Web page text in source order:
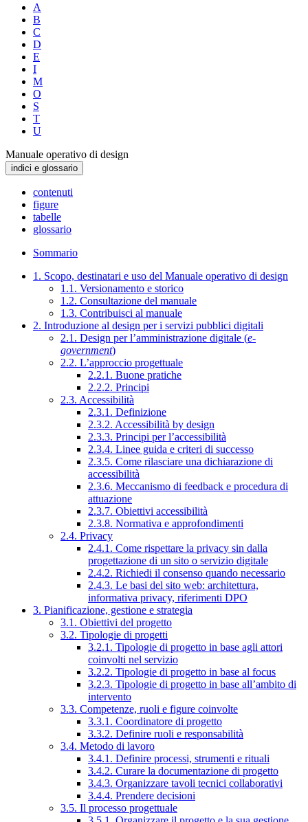
A
B
C
D
E
I
M
O
S
T
U
Manuale operativo di design
indici e glossario
contenuti
figure
tabelle
glossario
Sommario
1. Scopo, destinatari e uso del Manuale operativo di design
1.1. Versionamento e storico
1.2. Consultazione del manuale
1.3. Contribuisci al manuale
2. Introduzione al design per i servizi pubblici digitali
2.1. Design per l’amministrazione digitale (e-
government)
2.2. L’approccio progettuale
2.2.1. Buone pratiche
2.2.2. Principi
2.3. Accessibilità
2.3.1. Definizione
2.3.2. Accessibilità by design
2.3.3. Principi per l’accessibilità
2.3.4. Linee guida e criteri di successo
2.3.5. Come rilasciare una dichiarazione di
accessibilità
2.3.6. Meccanismo di feedback e procedura di
attuazione
2.3.7. Obiettivi accessibilità
2.3.8. Normativa e approfondimenti
2.4. Privacy
2.4.1. Come rispettare la privacy sin dalla
progettazione di un sito o servizio digitale
2.4.2. Richiedi il consenso quando necessario
2.4.3. Le basi del sito web: architettura,
informativa privacy, riferimenti DPO
3. Pianificazione, gestione e strategia
3.1. Obiettivi del progetto
3.2. Tipologie di progetti
3.2.1. Tipologie di progetto in base agli attori
coinvolti nel servizio
3.2.2. Tipologie di progetto in base al focus
3.2.3. Tipologie di progetto in base all’ambito di
intervento
3.3. Competenze, ruoli e figure coinvolte
3.3.1. Coordinatore di progetto
3.3.2. Definire ruoli e responsabilità
3.4. Metodo di lavoro
3.4.1. Definire processi, strumenti e rituali
3.4.2. Curare la documentazione di progetto
3.4.3. Organizzare tavoli tecnici collaborativi
3.4.4. Prendere decisioni
3.5. Il processo progettuale